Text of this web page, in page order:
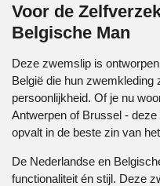
Voor de
Belgische Man
Deze zwemslip is
België die hun zwemkleding
persoonlijkheid. Of je nu
Antwerpen of Brussel -
opvalt in de beste zin van
De Nederlandse en
functionaliteit én stijl. Deze